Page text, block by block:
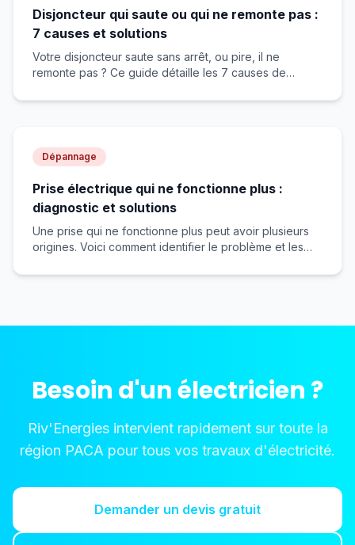
Disjoncteur qui saute ou qui ne remonte pas :
7 causes et solutions
Votre disjoncteur saute sans arrêt, ou pire, il ne
remonte pas ? Ce guide détaille les 7 causes de
la nuit, et vous donne la méthode pas à pas pour
Dépannage
Prise électrique qui ne fonctionne plus :
diagnostic et solutions
Une prise qui ne fonctionne plus peut avoir plusieurs
origines. Voici comment identifier le problème et les
Besoin d'un électricien ?
Riv'Energies intervient rapidement sur toute la
région PACA pour tous vos travaux d'électricité.
Demander un devis gratuit